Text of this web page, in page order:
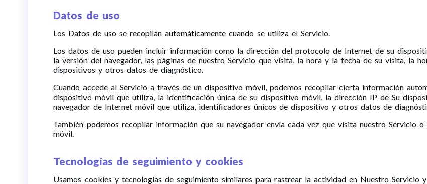
Datos de uso
Los Datos de uso se recopilan automáticamente cuando se utiliza el Servicio.
Los datos de uso pueden incluir información como la dirección del protocolo de Internet de su
la versión del navegador, las páginas de nuestro Servicio que visita, la hora y la fecha de su visita, la
dispositivos y otros datos de diagnóstico.
Cuando accede al Servicio a través de un dispositivo móvil, podemos recopilar cierta información
dispositivo móvil que utiliza, la identificación única de su dispositivo móvil, la dirección IP de Su
navegador de Internet móvil que utiliza, identificadores únicos de dispositivo y otros datos de
También podemos recopilar información que su navegador envía cada vez que visita nuestro Servicio
móvil.
Tecnologías de seguimiento y cookies
Usamos cookies y tecnologías de seguimiento similares para rastrear la actividad en Nuestro Servicio